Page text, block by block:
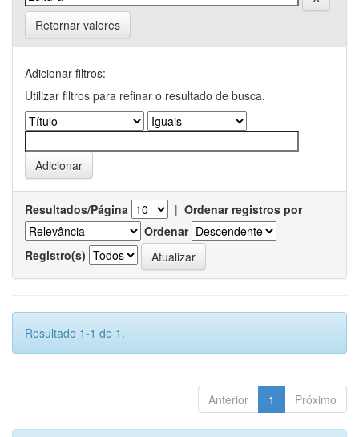
Retornar valores
Adicionar filtros:
Utilizar filtros para refinar o resultado de busca.
Resultados/Página | Ordenar registros por
Ordenar
Registro(s)
Resultado 1-1 de 1.
Anterior 1 Próximo